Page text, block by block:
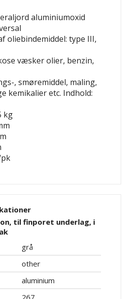
aluminiumoxid
oliebindemiddel: type III,
væskerolier, benzin,
, smøremiddel, maling,
kemikalier etc. Indhold:
kg
til finporet underlag, i
grå
other
aluminium
267